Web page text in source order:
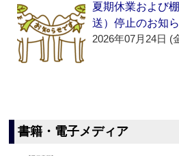
夏期休業および
送）停止のお知
2026年07月24日 (
書籍・電子メディア